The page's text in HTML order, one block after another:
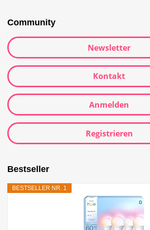
Community
Newsletter
Kontakt
Anmelden
Registrieren
Bestseller
BESTSELLER NR. 1